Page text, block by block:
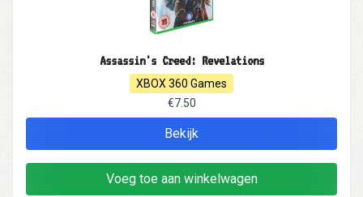
Assassin's Creed: Revelations
XBOX 360 Games
€7.50
Bekijk
Voeg toe aan winkelwagen